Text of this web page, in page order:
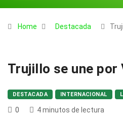
Home Destacada
Trujillo se une por
DESTACADA INTERNACIONAL
0
4 minutos de lectura